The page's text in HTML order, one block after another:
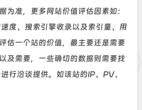
为准，更多网站价值评估因素如：
度、搜索引擎收录以及索引量、用
估一个站的价值，最主要还是需要
及需要，一些确切的数据则需要找
行洽谈提供。如该站的IP、PV、